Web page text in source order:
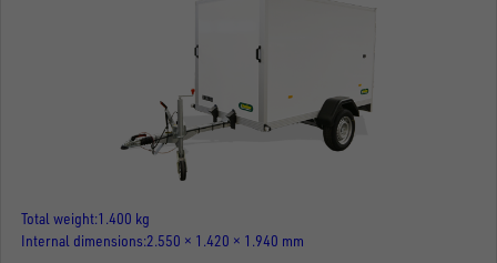
Total weight 1.400 kg
Internal dimensions 2.550 × 1.420 × 1.940 mm